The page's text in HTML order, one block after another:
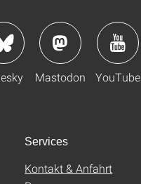
Mastodon YouTube
Services
Kontakt & Anfahrt